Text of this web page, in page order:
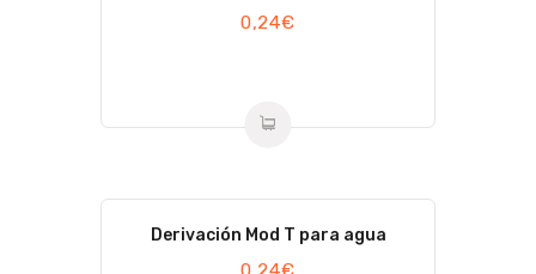
0,24€
Derivación Mod T para agua